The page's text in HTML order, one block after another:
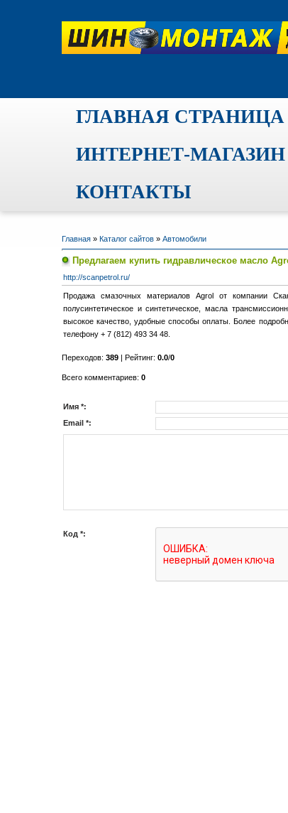
ГЛАВНАЯ СТРАНИЦА
ИНТЕРНЕТ-МАГАЗИН
КОНТАКТЫ
Главная » Каталог сайтов » Автомобили
Предлагаем купить гидравлическое масло
http://scanpetrol.ru/
Продажа смазочных материалов Agrol от компании
полусинтетическое и синтетическое, масла
высокое качество, удобные способы оплаты. Более
телефону + 7 (812) 493 34 48.
Переходов: 389 | Рейтинг: 0.0/0
Всего комментариев: 0
Имя *:
Email *:
Код *: